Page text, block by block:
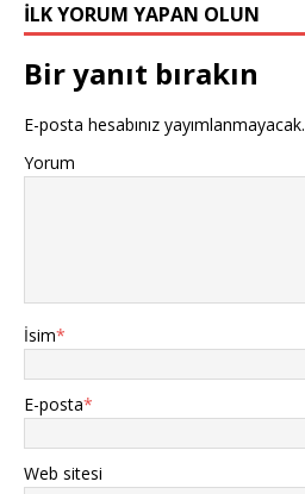
İLK YORUM YAPAN OLUN
Bir yanıt bırakın
E-posta hesabınız yayımlanmayacak.
Yorum
İsim*
E-posta*
Web sitesi